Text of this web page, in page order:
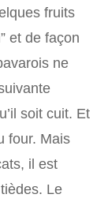
fruits
et de façon
ne
soit cuit. Et
four. Mais
il est
Le